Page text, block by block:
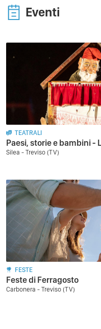
Eventi
TEATRALI
Paesi, storie e bambini -
Silea - Treviso (TV)
FESTE
Feste di Ferragosto
Carbonera - Treviso (TV)